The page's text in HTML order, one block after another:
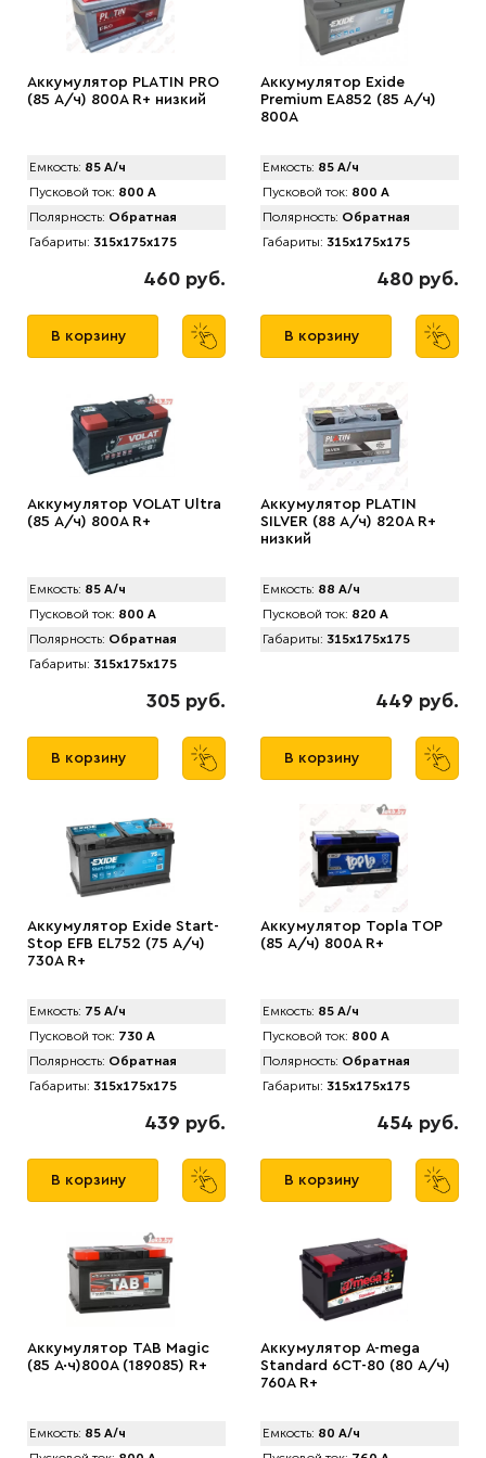
Аккумулятор PLАTIN PRO
(85 А/ч) 800A R+ низкий
Емкость: 85 А/ч
Пусковой ток: 800 А
Полярность: Обратная
Габариты: 315x175x175
460 руб.
В корзину
Аккумулятор Exide
Premium EA852 (85 А/ч)
800A
Емкость: 85 А/ч
Пусковой ток: 800 А
Полярность: Обратная
Габариты: 315x175x175
480 руб.
В корзину
Аккумулятор VOLAT Ultra
(85 А/ч) 800А R+
Емкость: 85 А/ч
Пусковой ток: 800 А
Полярность: Обратная
Габариты: 315x175x175
305 руб.
В корзину
Аккумулятор PLATIN
SILVER (88 А/ч) 820A R+
низкий
Емкость: 88 А/ч
Пусковой ток: 820 А
Габариты: 315x175x175
449 руб.
В корзину
Аккумулятор Exide Start-
Stop EFB EL752 (75 А/ч)
730A R+
Емкость: 75 А/ч
Пусковой ток: 730 А
Полярность: Обратная
Габариты: 315x175x175
439 руб.
В корзину
Аккумулятор Topla TOP
(85 А/ч) 800A R+
Емкость: 85 А/ч
Пусковой ток: 800 А
Полярность: Обратная
Габариты: 315x175x175
454 руб.
В корзину
Аккумулятор TAB Magic
(85 А·ч)800А (189085) R+
Емкость: 85 А/ч
Аккумулятор A-mega
Standard 6СТ-80 (80 А/ч)
760A R+
Емкость: 80 А/ч